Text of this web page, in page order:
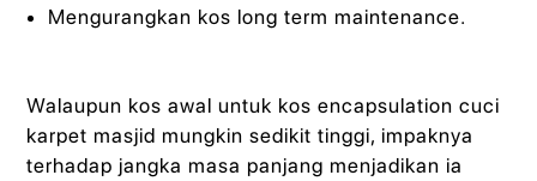
Mengurangkan kos long term maintenance.
Walaupun kos awal untuk kos encapsulation cuci
karpet masjid mungkin sedikit tinggi, impaknya
terhadap jangka masa panjang menjadikan ia